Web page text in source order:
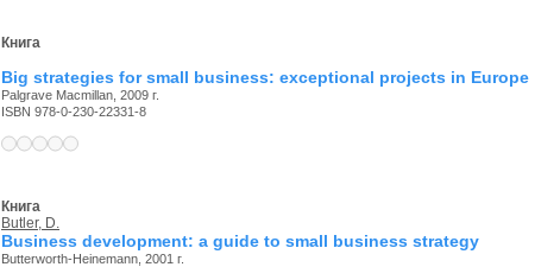
Книга
Big strategies for small business: exceptional projects in Europe
Palgrave Macmillan, 2009 г.
ISBN 978-0-230-22331-8
Книга
Butler, D.
Business development: a guide to small business strategy
Butterworth-Heinemann, 2001 г.